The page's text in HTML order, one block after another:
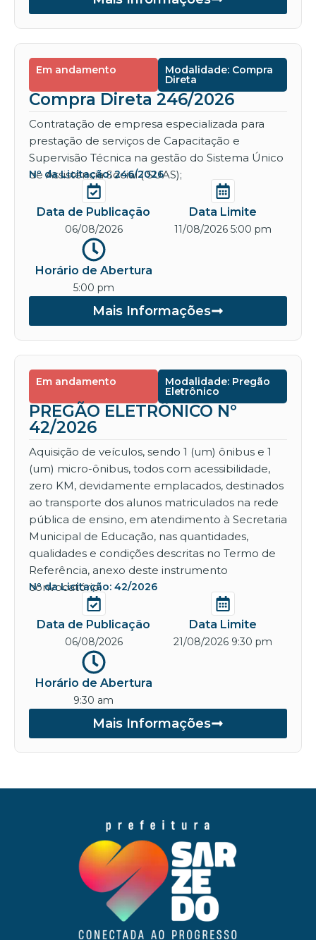
Em andamento Modalidade: Compra
Direta
Compra Direta 246/2026
Contratação de empresa especializada para
prestação de serviços de Capacitação e
Supervisão Técnica na gestão do Sistema Único
de Assistência Social ( SUAS);
Nº da Licitação: 246/2026
Data de Publicação
06/08/2026
Data Limite
11/08/2026 5:00 pm
Horário de Abertura
5:00 pm
Mais Informações
Em andamento Modalidade: Pregão
Eletrônico
PREGÃO ELETRÔNICO Nº
42/2026
Aquisição de veículos, sendo 1 (um) ônibus e 1
(um) micro-ônibus, todos com acessibilidade,
zero KM, devidamente emplacados, destinados
ao transporte dos alunos matriculados na rede
pública de ensino, em atendimento à Secretaria
Municipal de Educação, nas quantidades,
qualidades e condições descritas no Termo de
Referência, anexo deste instrumento
convocatório.
Nº da Licitação: 42/2026
Data de Publicação
06/08/2026
Data Limite
21/08/2026 9:30 pm
Horário de Abertura
9:30 am
Mais Informações